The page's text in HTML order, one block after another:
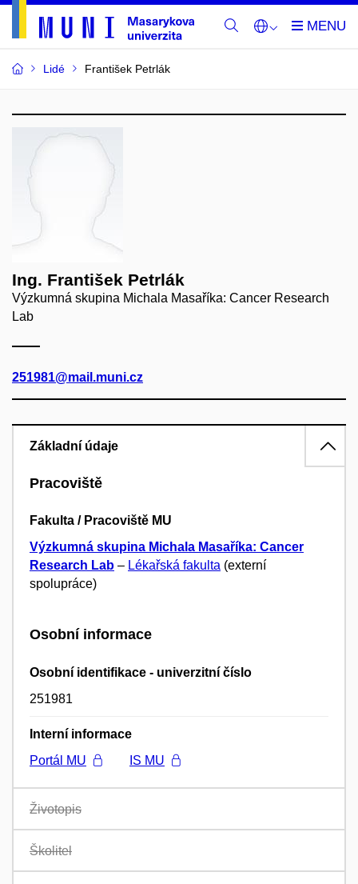
Lidé František Petrlák
Ing. František Petrlák
Výzkumná skupina Michala Masaříka: Cancer Research
Lab
251981@mail.muni.cz
Základní údaje
Pracoviště
Fakulta / Pracoviště MU
Výzkumná skupina Michala Masaříka: Cancer
Research Lab – Lékařská fakulta (externí
spolupráce)
Osobní informace
Osobní identifikace - univerzitní číslo
251981
Interní informace
Portál MU
IS MU
Životopis
Školitel